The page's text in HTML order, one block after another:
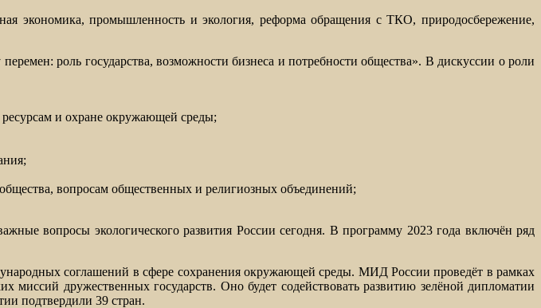
экономика, промышленность и экология, реформа обращения с ТКО, природосбережение,
роль государства, возможности бизнеса и потребности общества». В дискуссии о роли
и охране окружающей среды;
вопросам общественных и религиозных объединений;
вопросы экологического развития России сегодня. В программу 2023 года включён ряд
соглашений в сфере сохранения окружающей среды. МИД России проведёт в рамках
дружественных государств. Оно будет содействовать развитию зелёной дипломатии
подтвердили 39 стран.